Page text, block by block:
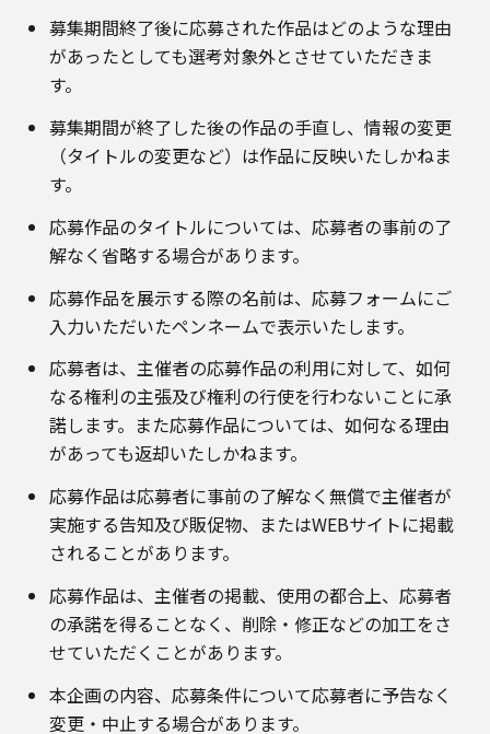
募集期間終了後に応募された作品はどのような理由
があったとしても選考対象外とさせていただきま
す。
募集期間が終了した後の作品の手直し、情報の変更
（タイトルの変更など）は作品に反映いたしかねま
す。
応募作品のタイトルについては、応募者の事前の了
解なく省略する場合があります。
応募作品を展示する際の名前は、応募フォームにご
入力いただいたペンネームで表示いたします。
応募者は、主催者の応募作品の利用に対して、如何
なる権利の主張及び権利の行使を行わないことに承
諾します。また応募作品については、如何なる理由
があっても返却いたしかねます。
応募作品は応募者に事前の了解なく無償で主催者が
実施する告知及び販促物、またはWEBサイトに掲載
されることがあります。
応募作品は、主催者の掲載、使用の都合上、応募者
の承諾を得ることなく、削除・修正などの加工をさ
せていただくことがあります。
本企画の内容、応募条件について応募者に予告なく
変更・中止する場合があります。